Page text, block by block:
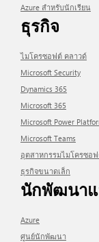
Azure สำหรับนักเรียน
ธุรกิจ
ไมโครซอฟต์ คลาวด์
Microsoft Security
Dynamics 365
Microsoft 365
Microsoft Power
Microsoft Teams
อุตสาหกรรมไมโครซอ
ธุรกิจขนาดเล็ก
นักพัฒนา
Azure
ศูนย์นักพัฒนา